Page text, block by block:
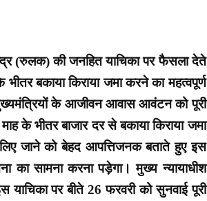
(रुलक) की जनहित याचिका पर फैसला देते
बकाया किराया जमा करने का महत्वपूर्ण
मुख्यमंत्रियों के आजीवन आवास आवंटन को पूरी
के भीतर बाजार दर से बकाया किराया जमा
जाने को बेहद आपत्तिजनक बताते हुए इस
का सामना करना पड़ेगा। मुख्य न्यायाधीश
याचिका पर बीते 26 फरवरी को सुनवाई पूरी